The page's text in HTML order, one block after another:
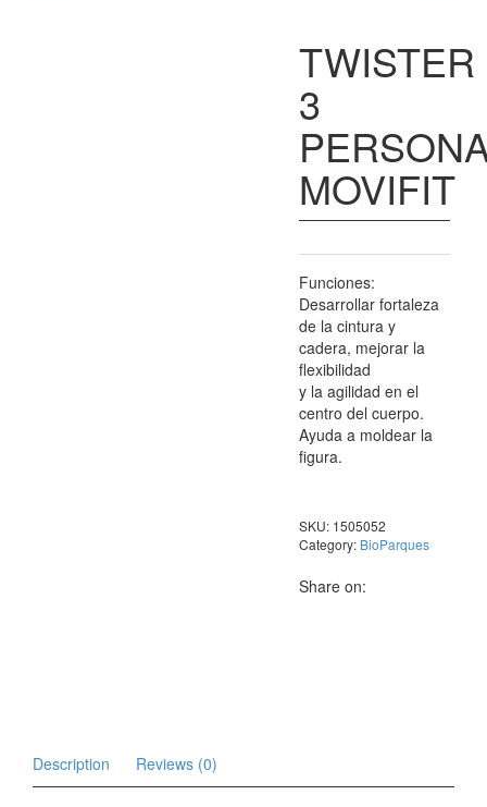
TWISTER
3
MOVIFIT
Funciones:
Desarrollar fortaleza
de la cintura y
cadera, mejorar la
flexibilidad
y la agilidad en el
centro del cuerpo.
Ayuda a moldear la
figura.
SKU: 1505052
Category: BioParques
Share on:
Description Reviews (0)